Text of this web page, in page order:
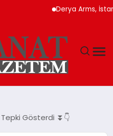
Derya Arms,
Gösterdi ⏬👇